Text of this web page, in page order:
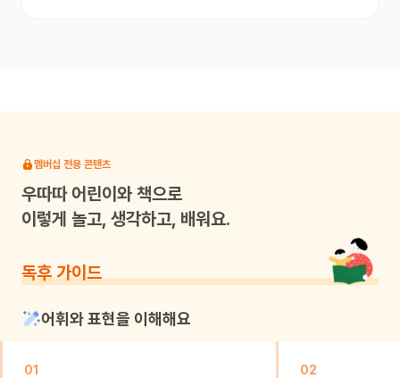
멤버십 전용 콘텐츠
우따따어린이와 책으로
이렇게 놀고, 생각하고, 배워요.
독후 가이드
어휘와 표현을 이해해요
01 02